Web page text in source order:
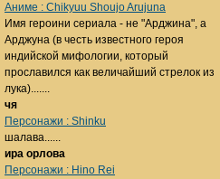
Аниме : Chikyuu Shoujo Arujuna
Имя героини сериала - не "Арджина", а
Арджуна (в честь известного героя
индийской мифологии, который
прославился как величайший стрелок из
лука).......
чя
Персонажи : Shinku
шалава......
ира орлова
Персонажи : Hino Rei